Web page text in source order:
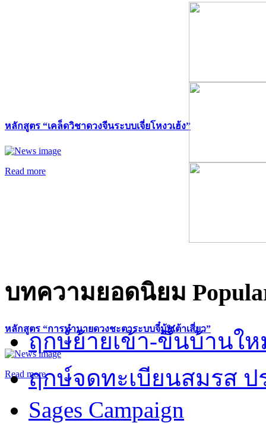
หลักสูตร “เคล็ดวิชาดวงจีนระบบเจี่ยโหงวเฮ้ง”
Read more
หลักสูตร “การทำนายดวงชะตาระบบจี๋มุ้ยเต้าเสี่ยว”
Read more
บทความยอดนิยม
ฤกษ์ย้ายเข้า-ขึ้นบ้านให
ฤกษ์จดทะเบียนสมรส ป
Sages Campaign